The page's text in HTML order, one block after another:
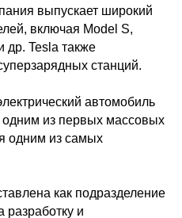
выпускает широкий
включая Model S,
др. Tesla также
станций.
автомобиль
из первых массовых
одним из самых
как подразделение
разработку и